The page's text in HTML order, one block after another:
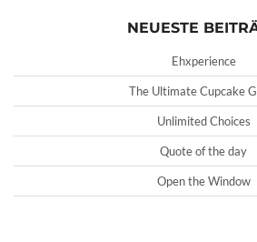
NEUESTE
Ehxperience
The Ultimate Cupcake
Unlimited Choices
Quote of the day
Open the Window